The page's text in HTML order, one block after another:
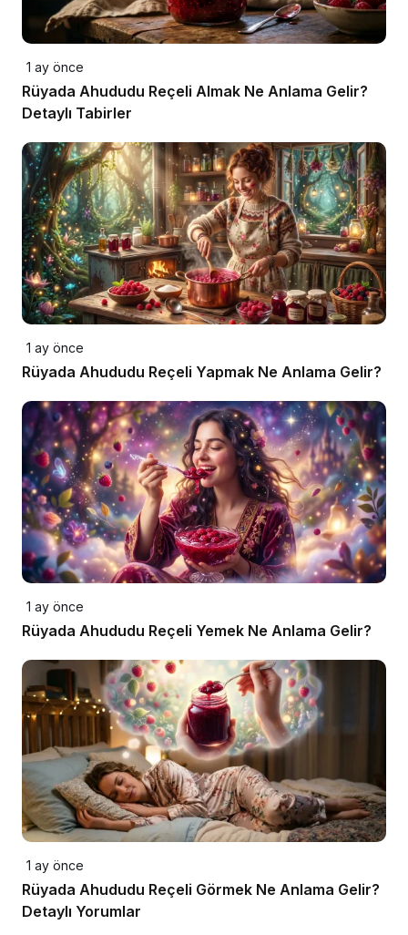
1 ay önce
Rüyada Ahududu Reçeli Almak Ne Anlama Gelir?
Detaylı Tabirler
1 ay önce
Rüyada Ahududu Reçeli Yapmak Ne Anlama Gelir?
1 ay önce
Rüyada Ahududu Reçeli Yemek Ne Anlama Gelir?
1 ay önce
Rüyada Ahududu Reçeli Görmek Ne Anlama Gelir?
Detaylı Yorumlar